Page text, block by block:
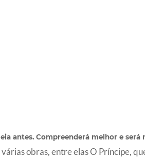
antes. Compreenderá melhor e será
obras, entre elas O Príncipe,